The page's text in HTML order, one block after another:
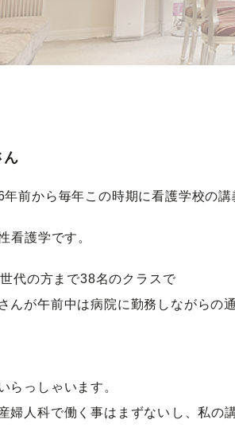
ん
前から毎年この時期に看護学校の講
看護学です。
世代の方まで38名のクラスで
んが午前中は病院に勤務しながらの通
らっしゃいます。
婦人科で働く事はまずないし、私の